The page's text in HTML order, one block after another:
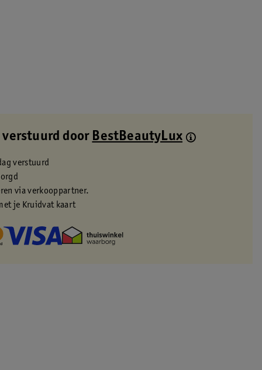
verstuurd door BestBeautyLux
verstuurd
via verkooppartner.
je Kruidvat kaart